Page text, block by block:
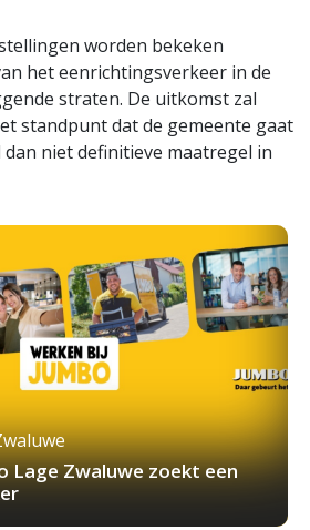
worden bekeken
het eenrichtingsverkeer in de
straten. De uitkomst zal
standpunt dat de gemeente gaat
niet definitieve maatregel in
Lage Zwaluwe zoekt een